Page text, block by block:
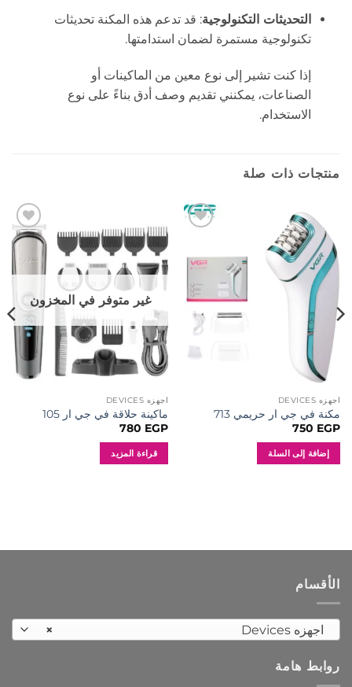
التحديثات التكنولوجية: قد تدعم هذه المكنة تحديثات
تكنولوجية مستمرة لضمان استدامتها.
إذا كنت تشير إلى نوع معين من الماكينات أو
الصناعات، يمكنني تقديم وصف أدق بناءً على نوع
الاستخدام.
منتجات ذات صلة
المفضلة
اجهزه DEVICES
مكنة في جي ار حريمي 713
750 EGP
إضافة إلى السلة
إضافة
المفضلة
غير متوفر في المخزون
اجهزه DEVICES
ماكينة حلاقة في جي ار 105
780 EGP
قراءة المزيد
الأقسام
× اجهزه Devices
روابط هامة